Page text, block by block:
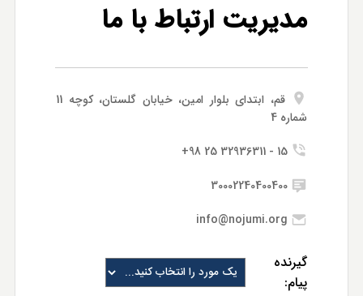
مدیریت ارتباط با ما
قم، ابتدای بلوار امين، خیابان گلستان، کوچه 11
شماره 4
15 - 32936311 25 98+
30002240400400
info@nojumi.org
گیرنده
پیام: